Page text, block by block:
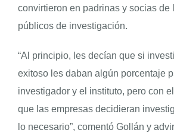
convirtieron en padrinas y socias de
públicos de investigación.
“Al principio, les decían que si
exitoso les daban algún porcentaje
investigador y el instituto, pero con
que las empresas decidieran
lo necesario”, comentó Gollán y